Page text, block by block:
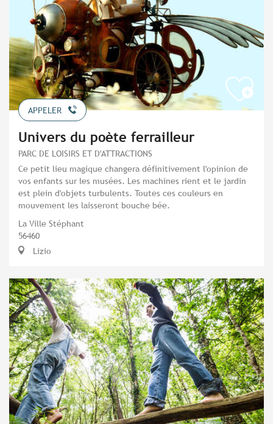
APPELER
Univers du poète ferrailleur
PARC DE LOISIRS ET D'ATTRACTIONS
Ce petit lieu magique changera définitivement l'opinion de
vos enfants sur les musées. Les machines rient et le jardin
est plein d'objets turbulents. Toutes ces couleurs en
mouvement les laisseront bouche bée.
La Ville Stéphant
56460
Lizio